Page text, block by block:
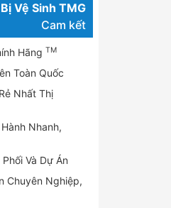
Vệ Sinh TMG
Cam kết
Hãng TM
Toàn Quốc
Nhất Thị
Nhanh,
Và Dự Án
Chuyên Nghiệp,